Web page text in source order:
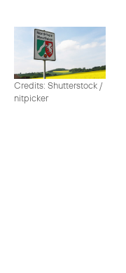
Credits: Shutterstock /
nitpicker